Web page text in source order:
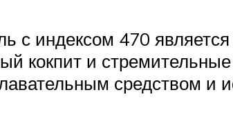
с индексом 470
кокпит и
средством и